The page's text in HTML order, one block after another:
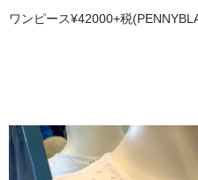
ワンピース¥42000+税